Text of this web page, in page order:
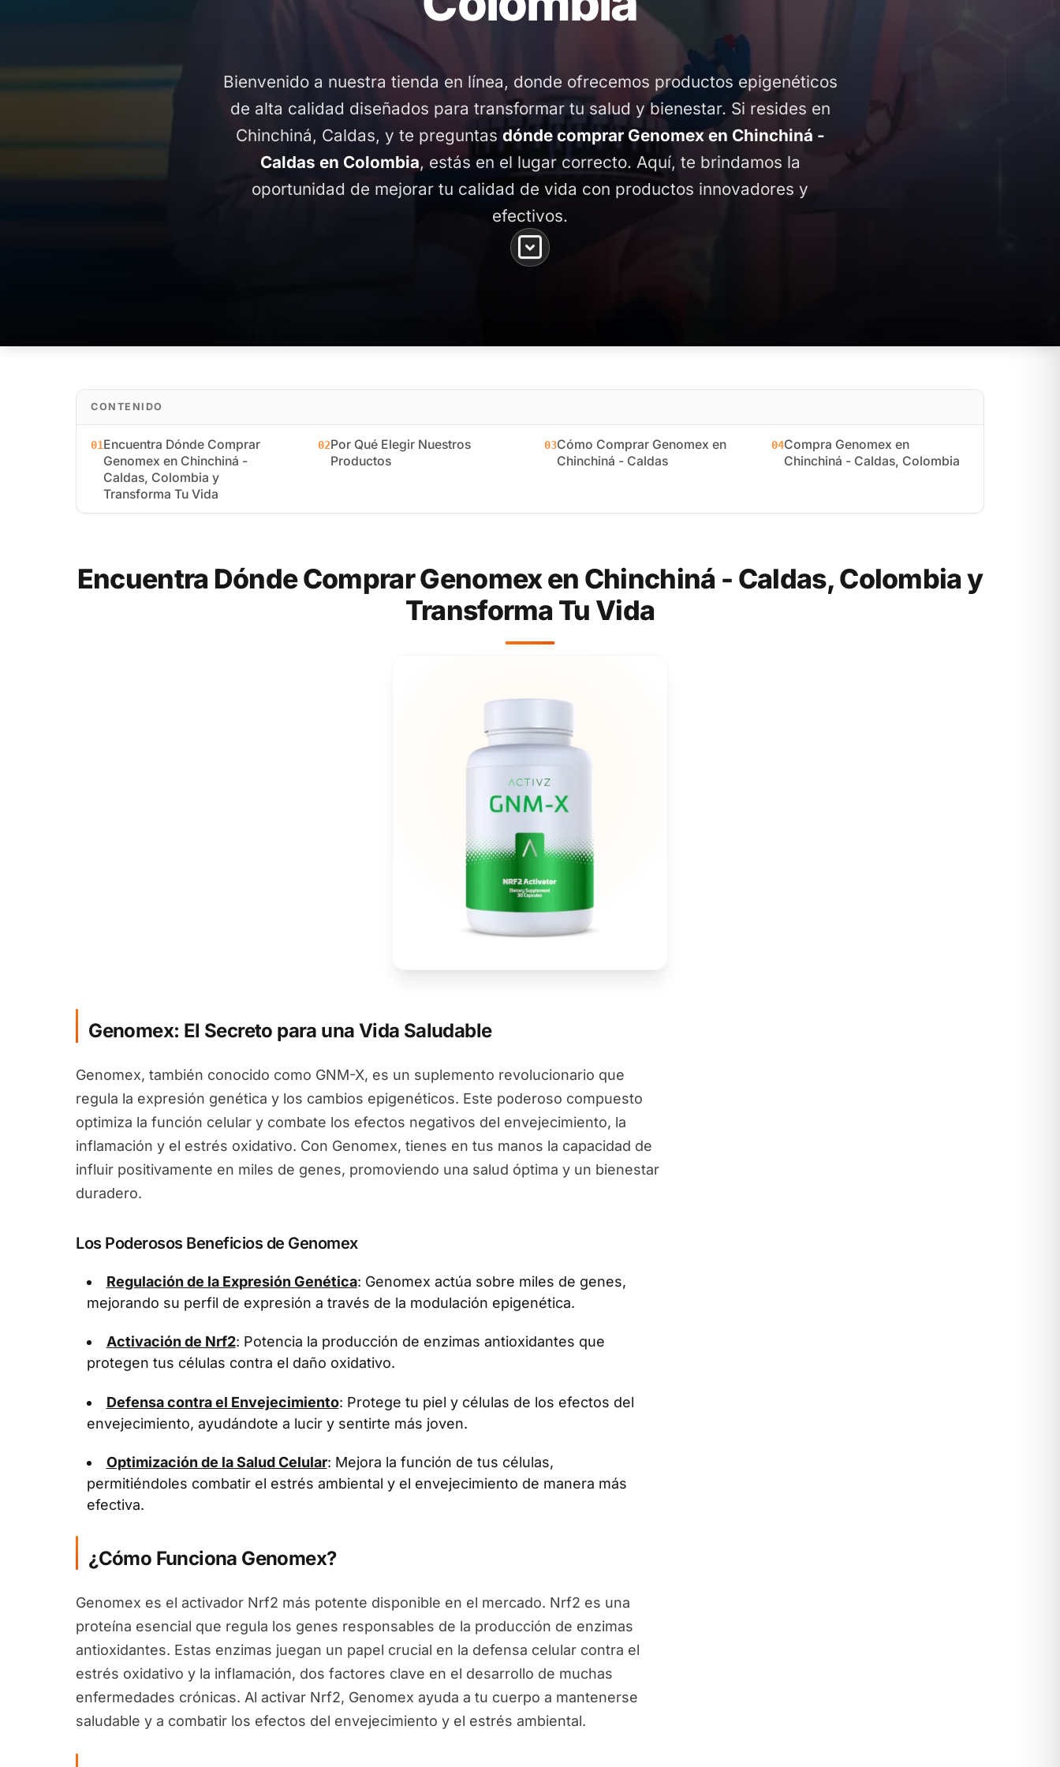
Bienvenido a nuestra tienda en línea, donde ofrecemos productos epigenéticos
de alta calidad diseñados para transformar tu salud y bienestar. Si resides en
Chinchiná, Caldas, y te preguntas dónde comprar Genomex en Chinchiná -
Caldas en Colombia, estás en el lugar correcto. Aquí, te brindamos la
oportunidad de mejorar tu calidad de vida con productos innovadores y
efectivos.
CONTENIDO
01Encuentra Dónde Comprar
Genomex en Chinchiná -
Caldas, Colombia y
Transforma Tu Vida
02Por Qué Elegir Nuestros
Productos
03Cómo Comprar Genomex en
Chinchiná - Caldas
04Compra Genomex en
Chinchiná - Caldas, Colombia
Encuentra Dónde Comprar Genomex en Chinchiná - Caldas, Colombia y
Transforma Tu Vida
Genomex: El Secreto para una Vida Saludable
Genomex, también conocido como GNM-X, es un suplemento revolucionario que
regula la expresión genética y los cambios epigenéticos. Este poderoso compuesto
optimiza la función celular y combate los efectos negativos del envejecimiento, la
inflamación y el estrés oxidativo. Con Genomex, tienes en tus manos la capacidad de
influir positivamente en miles de genes, promoviendo una salud óptima y un bienestar
duradero.
Los Poderosos Beneficios de Genomex
Regulación de la Expresión Genética: Genomex actúa sobre miles de genes,
mejorando su perfil de expresión a través de la modulación epigenética.
Activación de Nrf2: Potencia la producción de enzimas antioxidantes que
protegen tus células contra el daño oxidativo.
Defensa contra el Envejecimiento: Protege tu piel y células de los efectos del
envejecimiento, ayudándote a lucir y sentirte más joven.
Optimización de la Salud Celular: Mejora la función de tus células,
permitiéndoles combatir el estrés ambiental y el envejecimiento de manera más
efectiva.
¿Cómo Funciona Genomex?
Genomex es el activador Nrf2 más potente disponible en el mercado. Nrf2 es una
proteína esencial que regula los genes responsables de la producción de enzimas
antioxidantes. Estas enzimas juegan un papel crucial en la defensa celular contra el
estrés oxidativo y la inflamación, dos factores clave en el desarrollo de muchas
enfermedades crónicas. Al activar Nrf2, Genomex ayuda a tu cuerpo a mantenerse
saludable y a combatir los efectos del envejecimiento y el estrés ambiental.